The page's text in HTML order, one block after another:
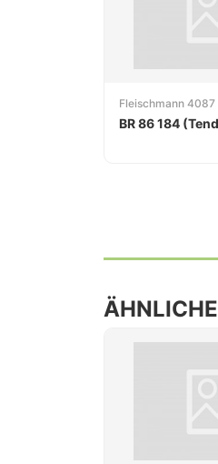
Fleischmann 4087
BR 86 184